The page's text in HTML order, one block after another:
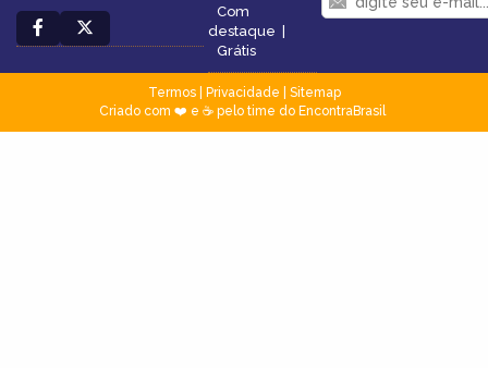
Com
destaque |
Grátis
Termos| Privacidade
Sitemap
Criado com ❤️ e ☕ pelo time do EncontraBrasil